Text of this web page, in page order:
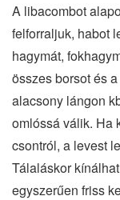
A libacombot
felforraljuk, habot
hagymát,
összes borsot és
alacsony lángon
omlóssá válik. Ha
csontról, a levest
Tálaláskor
egyszerűen friss